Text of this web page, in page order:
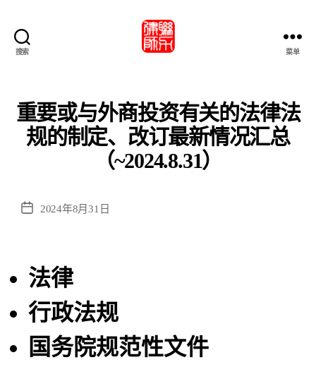
搜索
联
力
律
師
事
务
所
菜单
重要或与外商投资有关的法律法
规的制定、改订最新情况汇总
（~2024.8.31）
发
2024年8月31日
法律
行政法规
国务院规范性文件